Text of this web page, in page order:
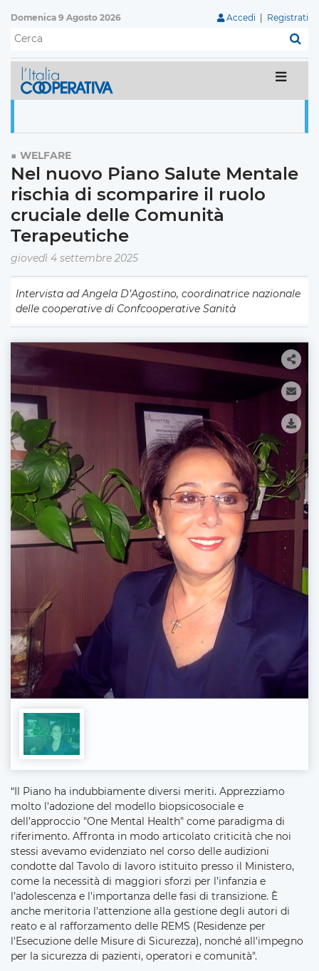
Domenica 9 Agosto 2026 Accedi Registrati
WELFARE
Nel nuovo Piano Salute Mentale
rischia di scomparire il ruolo
cruciale delle Comunità
Terapeutiche
giovedì 4 settembre 2025
Intervista ad Angela D’Agostino, coordinatrice nazionale
delle cooperative di Confcooperative Sanità
“Il Piano ha indubbiamente diversi meriti. Apprezziamo
molto l'adozione del modello biopsicosociale e
dell’approccio "One Mental Health" come paradigma di
riferimento. Affronta in modo articolato criticità che noi
stessi avevamo evidenziato nel corso delle audizioni
condotte dal Tavolo di lavoro istituito presso il Ministero,
come la necessità di maggiori sforzi per l’infanzia e
l’adolescenza e l'importanza delle fasi di transizione. È
anche meritoria l'attenzione alla gestione degli autori di
reato e al rafforzamento delle REMS (Residenze per
l'Esecuzione delle Misure di Sicurezza), nonché all'impegno
per la sicurezza di pazienti, operatori e comunità".